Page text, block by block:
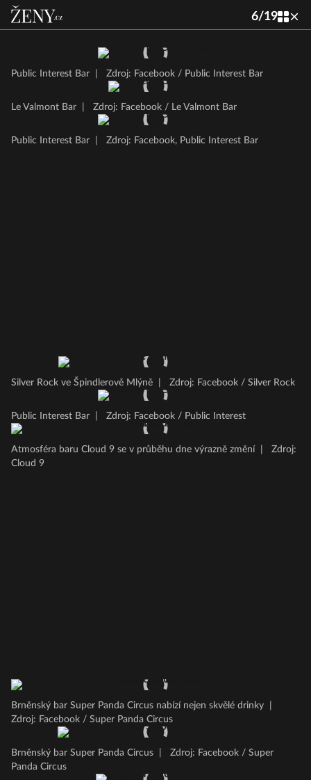
6/19
Public Interest Bar Zdroj: Facebook / Public Interest Bar
Le Valmont Bar Zdroj: Facebook / Le Valmont Bar
Public Interest Bar Zdroj: Facebook, Public Interest Bar
Silver Rock ve Špindlerově Mlýně Zdroj: Facebook / Silver Rock
Public Interest Bar Zdroj: Facebook / Public Interest
Atmosféra baru Cloud 9 se v průběhu dne výrazně změní
Zdroj:
Cloud 9
Brněnský bar Super Panda Circus nabízí nejen skvělé drinky
Zdroj: Facebook / Super Panda Circus
Brněnský bar Super Panda Circus
Zdroj: Facebook / Super
Panda Circus